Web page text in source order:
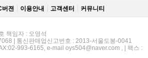
버젼 이용안내 고객센터 커뮤니티
책임자 : 오영석
| 통신판매업신고번호 : 2013-서울도봉-0041
993-6165, e-mail oys504@naver.com , | 팩스 :